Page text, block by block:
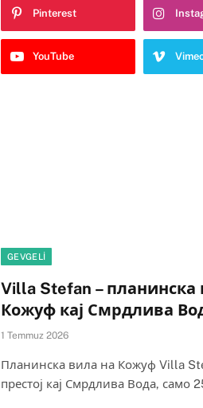
Pinterest
YouTube
GEVGELI
Villa Stefan – планинска
Кожуф кај Смрдлива
1 Temmuz 2026
Планинска вила на Кожуф Villa
престој кај Смрдлива Вода, само